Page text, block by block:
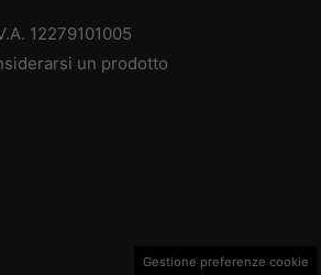
12279101005
un prodotto
Gestione preferenze cookie